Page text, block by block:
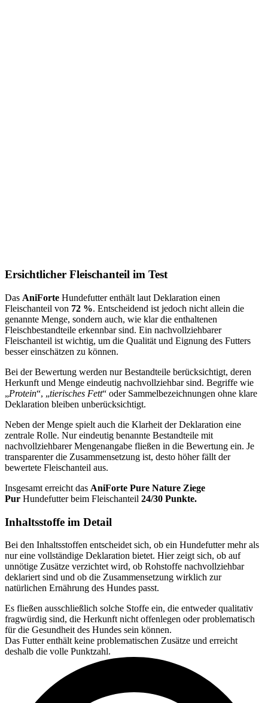
Ersichtlicher Fleischanteil im Test
Das AniForte Hundefutter enthält laut Deklaration einen
Fleischanteil von 72 %. Entscheidend ist jedoch nicht allein die
genannte Menge, sondern auch, wie klar die enthaltenen
Fleischbestandteile erkennbar sind. Ein nachvollziehbarer
Fleischanteil ist wichtig, um die Qualität und Eignung des Futters
besser einschätzen zu können.
Bei der Bewertung werden nur Bestandteile berücksichtigt, deren
Herkunft und Menge eindeutig nachvollziehbar sind. Begriffe wie
„Protein“, „tierisches Fett“ oder Sammelbezeichnungen ohne klare
Deklaration bleiben unberücksichtigt.
Neben der Menge spielt auch die Klarheit der Deklaration eine
zentrale Rolle. Nur eindeutig benannte Bestandteile mit
nachvollziehbarer Mengenangabe fließen in die Bewertung ein. Je
transparenter die Zusammensetzung ist, desto höher fällt der
bewertete Fleischanteil aus.
Insgesamt erreicht das AniForte Pure Nature Ziege
Pur Hundefutter beim Fleischanteil 24/30 Punkte.
Inhaltsstoffe im Detail
Bei den Inhaltsstoffen entscheidet sich, ob ein Hundefutter mehr als
nur eine vollständige Deklaration bietet. Hier zeigt sich, ob auf
unnötige Zusätze verzichtet wird, ob Rohstoffe nachvollziehbar
deklariert sind und ob die Zusammensetzung wirklich zur
natürlichen Ernährung des Hundes passt.
Es fließen ausschließlich solche Stoffe ein, die entweder qualitativ
fragwürdig sind, die Herkunft nicht offenlegen oder problematisch
für die Gesundheit des Hundes sein können.
Das Futter enthält keine problematischen Zusätze und erreicht
deshalb die volle Punktzahl.